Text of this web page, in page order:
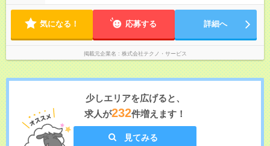
気になる！ 応募する 詳細へ
掲載元企業名 株式会社テクノ・サービス
少しエリアを広げると、
求人が232件増えます！
見てみる